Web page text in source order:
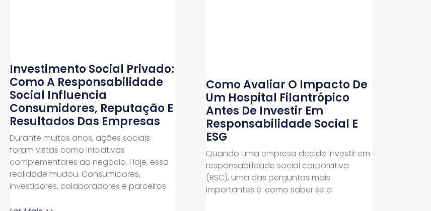
Investimento Social Privado:
Como A Responsabilidade
Social Influencia
Consumidores, Reputação E
Resultados Das Empresas
Durante muitos anos, ações sociais
foram vistas como iniciativas
complementares ao negócio. Hoje, essa
realidade mudou. Consumidores,
investidores, colaboradores e parceiros
Como Avaliar O Impacto De
Um Hospital Filantrópico
Antes De Investir Em
Responsabilidade Social E
ESG
Quando uma empresa decide investir em
responsabilidade social corporativa
(RSC), uma das perguntas mais
importantes é: como saber se a